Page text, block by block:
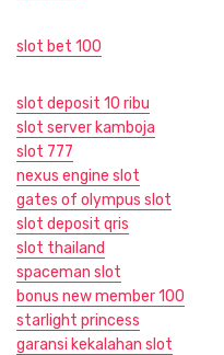
slot bet 100
slot deposit 10 ribu
slot server kamboja
slot 777
nexus engine slot
gates of olympus slot
slot deposit qris
slot thailand
spaceman slot
bonus new member 100
starlight princess
garansi kekalahan slot